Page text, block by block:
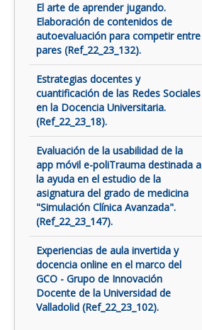
El arte de aprender jugando.
Elaboración de contenidos de
autoevaluación para competir entre
pares (Ref_22_23_132).
Estrategias docentes y
cuantificación de las Redes Sociales
en la Docencia Universitaria.
(Ref_22_23_18).
Evaluación de la usabilidad de la
app móvil e-poliTrauma destinada a
la ayuda en el estudio de la
asignatura del grado de medicina
"Simulación Clínica Avanzada".
(Ref_22_23_147).
Experiencias de aula invertida y
docencia online en el marco del
GCO - Grupo de Innovación
Docente de la Universidad de
Valladolid (Ref_22_23_102).